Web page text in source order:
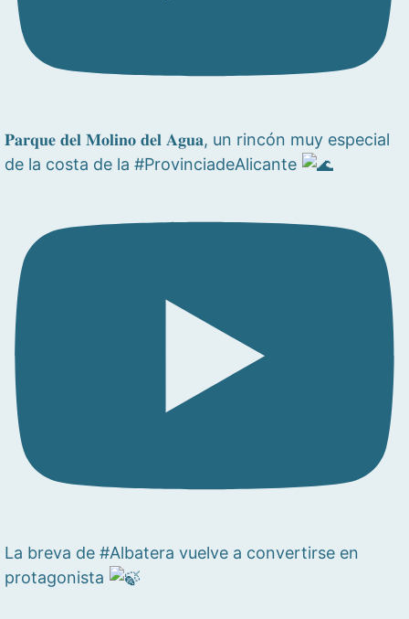
𝐏𝐚𝐫𝐪𝐮𝐞 𝐝𝐞𝐥 𝐌𝐨𝐥𝐢𝐧𝐨 𝐝𝐞𝐥 𝐀𝐠𝐮𝐚, un rincón muy especial
de la costa de la #ProvinciadeAlicante
La breva de #Albatera vuelve a convertirse en
protagonista